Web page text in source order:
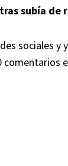
subía de
sociales
comentarios